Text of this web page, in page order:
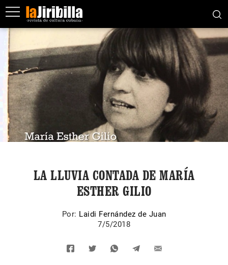
LA LLUVIA CONTADA DE MARÍA
ESTHER GILIO
Por: Laidi Fernández de Juan
7/5/2018